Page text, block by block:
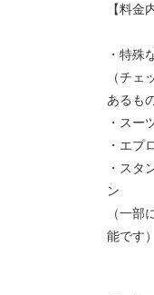
【料金
・特殊
（チ
あるも
・スー
・エプ
・スタ
ン
（一
能です）